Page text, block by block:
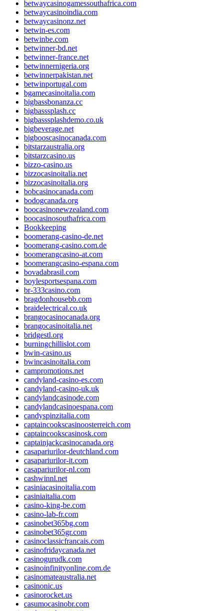
betwaycasinogamessouthafrica.com
betwaycasinoindia.com
betwaycasinonz.net
betwin-es.com
betwinbe.com
betwinner-bd.net
betwinner-france.net
betwinnernigeria.org
betwinnerpakistan.net
betwinportugal.com
bgamecasinoitalia.com
bigbassbonanza.cc
bigbasssplash.cc
bigbasssplashdemo.co.uk
bigbeverage.net
bigbooscasinocanada.com
bitstarzaustralia.org
bitstarzcasino.us
bizzo-casino.us
bizzocasinoitalia.net
bizzocasinoitalia.org
bobcasinocanada.com
bodogcanada.org
boocasinonewzealand.com
boocasinosouthafrica.com
Bookkeeping
boomerang-casino-de.net
boomerang-casino.com.de
boomerangcasino-at.com
boomerangcasino-espana.com
bovadabrasil.com
boylesportsespana.com
br-333casino.com
bragdonhousebb.com
braidelectrical.co.uk
brangocasinocanada.org
brangocasinoitalia.net
bridgestl.org
burningchillislot.com
bwin-casino.us
bwincasinoitalia.com
campromotions.net
candyland-casino-es.com
candyland-casino-uk.uk
candylandcasinode.com
candylandcasinoespana.com
candyspinzitalia.com
captaincookscasinoosterreich.com
captaincookscasinosk.com
captainjackcasinocanada.org
casapariurilor-deutchland.com
casapariurilor-it.com
casapariurilor-nl.com
cashwinnl.net
casiniacasinoitalia.com
casiniaitalia.com
casino-king-be.com
casino-lab-fr.com
casinobet365bg.com
casinobet365gr.com
casinoclassicfrancais.com
casinofridaycanada.net
casinogurudk.com
casinoinfinityonline.com.de
casinomateaustralia.net
casinonic.us
casinorocket.us
casumocasinobr.com